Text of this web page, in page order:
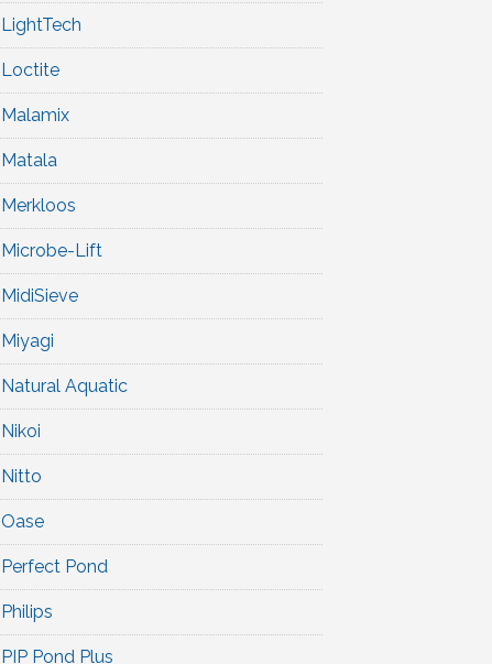
LightTech
Loctite
Malamix
Matala
Merkloos
Microbe-Lift
MidiSieve
Miyagi
Natural Aquatic
Nikoi
Nitto
Oase
Perfect Pond
Philips
PIP Pond Plus